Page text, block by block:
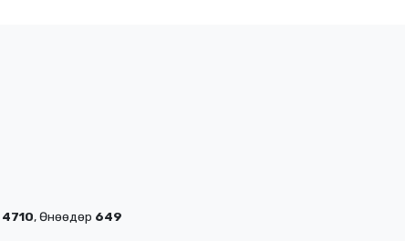
4710, Өнөөдөр 649